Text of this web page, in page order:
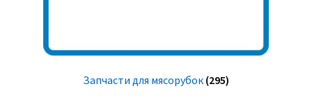
Запчасти для мясорубок (295)